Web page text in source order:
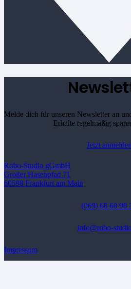
Melde dich für unseren Newsletter an
Erhalte regelmäßig
Jetzt
Robo-Studio gGmbH
Großer Hasenpfad 71
60598 Frankfurt am Main
(069) 68 60 98
info@robo-
Impressum